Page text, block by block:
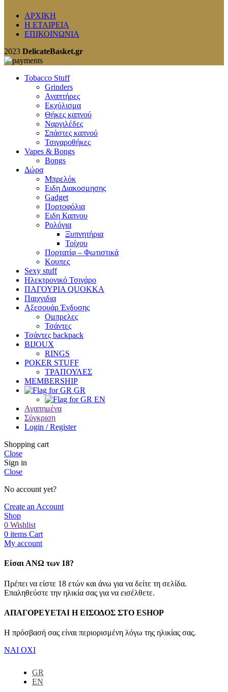
ΑΡΧΙΚΗ
Η ΕΤΑΙΡΕΙΑ
ΕΠΙΚΟΙΝΩΝΙΑ
2023 DelicateBasket.gr
Tobacco Stuff
Grinders
Αναπτήρες
Εκχύλισμα
Θήκες καπνού
Ναργιλέδες
Σπάστες καπνού
Τσιγαροθήκες
Vapes & Bongs
Bongs
Δώρα
Μπρελόκ
Eιδη Διακοσμησης
Gadget
Πορτοφόλια
Ειδη Καπνου
Ρολόγια
Ξυπνητήρια
Τοίχου
Πορτατίφ – Φωτιστικά
Κουπες
Sexy stuff
Ηλεκτρονικό Τσιγάρο
ΠΑΓΟΥΡΙΑ QUOKKA
Παιχνιδια
Αξεσουάρ Ένδυσης
Oμπρελες
Τσάντες
Τσάντες backpack
BIJOUX
RINGS
POKER STUFF
ΤΡΑΠΟΥΛΕΣ
MEMBERSHIP
GR
EN
Αγαπημένα
Σύγκριση
Login / Register
Shopping cart
Close
Sign in
Close
No account yet?
Create an Account
Shop
0 Wishlist
0 items Cart
My account
Είσαι ΑΝΩ των 18?
Πρέπει να είστε 18 ετών και άνω για να δείτε τη σελίδα.
Επαληθεύστε την ηλικία σας για να εισέλθετε.
ΑΠΑΓΟΡΕΥΕΤΑΙ Η ΕΙΣΟΔΟΣ ΣΤO ESHOP
Η πρόσβασή σας είναι περιορισμένη λόγω της ηλικίας σας.
ΝΑΙ ΟΧΙ
GR
EN